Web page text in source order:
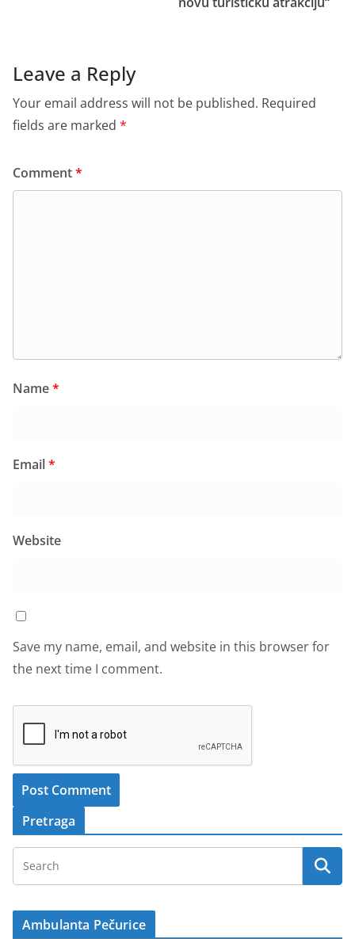
Leave a Reply
Your email address will not be published. Required
fields are marked *
Comment*
Name*
Email*
Website
Save my name, email, and website in this browser for
the next time I comment.
Pretraga
Ambulanta Pečurice